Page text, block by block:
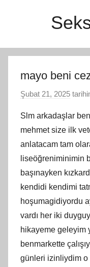
mayo beni
Şubat 21, 2025
Slm arkadaşlar
mehmet size ilk
anlatacam tam
liseöğreniminimin
başınayken
kendidi kendimi
hoşumagidiyordu
vardı her iki
hikayeme geleyim
benmarkette
günleri izinliydim